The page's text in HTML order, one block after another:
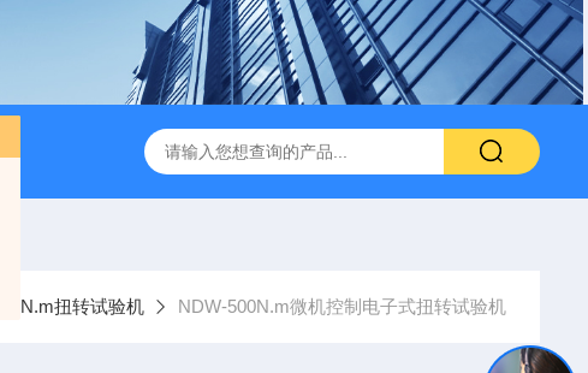
盛林碳硫高速分析仪 CMT4504盛林5吨万能拉力试验机
500N.m扭转试验机 NDW-500N.m微机控制电子式扭转试验机